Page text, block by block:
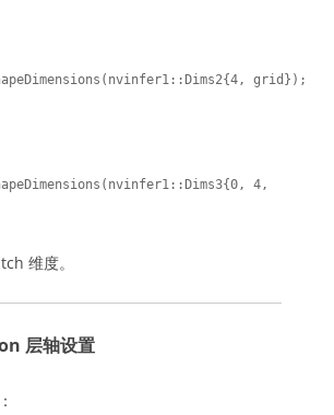
grid});
4,
维度。
层轴设置
：